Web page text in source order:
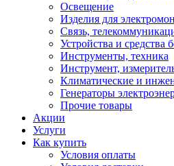
Освещение
Изделия для
Связь,
Устройства и средства
Инструменты, техника
Инструмент,
Климатические и
Генераторы
Прочие товары
Акции
Услуги
Как купить
Условия оплаты